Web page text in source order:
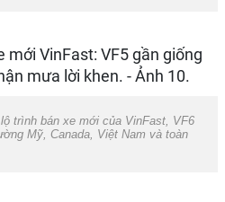
trình bán xe mới của VinFast, VF6
Mỹ, Canada, Việt Nam và toàn